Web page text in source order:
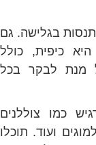
בגלישה. גם
כיפית, כולל
מנת לבקר בכל
כמו צוללנים
ועוד. תוכלו